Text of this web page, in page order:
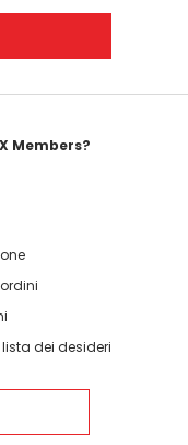
Members?
dei desideri